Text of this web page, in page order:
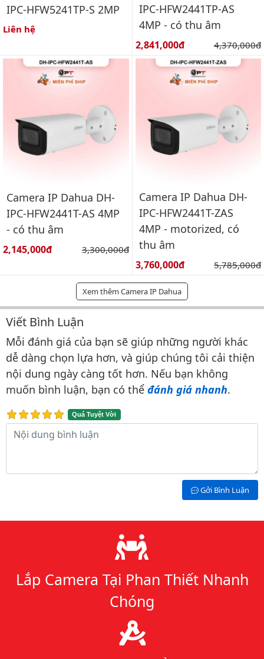
IPC-HFW5241TP-S 2MP
Liên hệ
IPC-HFW2441TP-AS
4MP - có thu âm
Giá bán:
2,841,000đ Giá gốc:
4,370,000đ
Camera IP Dahua DH-
IPC-HFW2441T-AS 4MP
- có thu âm
Giá bán:
2,145,000đ Giá gốc:
3,300,000đ
Camera IP Dahua DH-
IPC-HFW2441T-ZAS
4MP - motorized, có
thu âm
Giá bán:
3,760,000đ Giá gốc:
5,785,000đ
Xem thêm Camera IP Dahua
Bình luận & Đánh giá
Viết Bình Luận
Mỗi đánh giá của bạn sẽ giúp những người khác
dễ dàng chọn lựa hơn, và giúp chúng tôi cải thiện
nội dung ngày càng tốt hơn. Nếu bạn không
muốn bình luận, bạn có thể đánh giá nhanh.
Quá Tuyệt Vời
Nội dung bình luận
Gởi Bình Luận
Lý do chọn chúng tôi
Lắp Camera Tại Phan Thiết Nhanh
Chóng